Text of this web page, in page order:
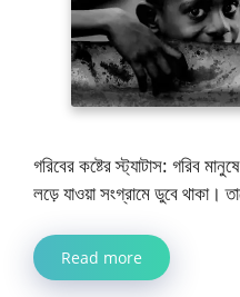
গরিবের কষ্টের স্ট্যাটাস: গরিব
লড়ে যাওয়া সংগ্রামে ডুবে
Read more